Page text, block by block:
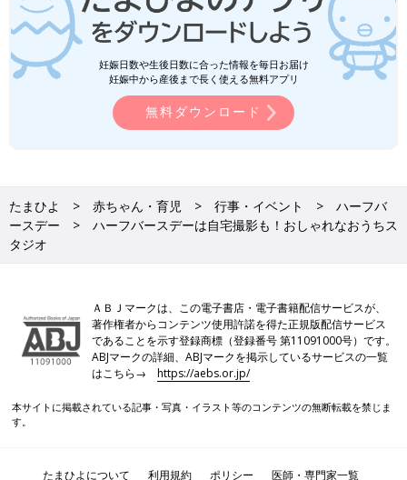
妊娠日数や生後日数に合った情報を毎日お届け
妊娠中から産後まで長く使える無料アプリ
無料ダウンロード
たまひよ 赤ちゃん・育児 行事・イベント
ハーフバ
ースデー
ハーフバースデーは自宅撮影も！おしゃれなおうちス
タジオ
ＡＢＪマークは、この電子書店・電子書籍配信サービスが、
著作権者からコンテンツ使用許諾を得た正規版配信サービス
であることを示す登録商標（登録番号 第11091000号）です。
ABJマークの詳細、ABJマークを掲示しているサービスの一覧
はこちら→https://aebs.or.jp/
本サイトに掲載されている記事・写真・イラスト等のコンテンツの無断転載を禁じま
す。
たまひよについて 利用規約 ポリシー 医師・専門家一覧